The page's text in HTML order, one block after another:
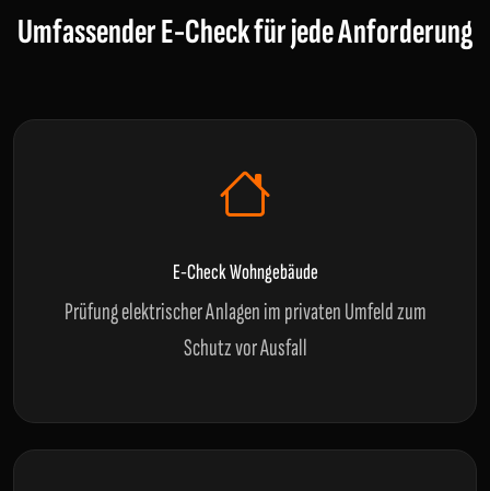
Umfassender E-Check für jede Anforderung
E-Check Wohngebäude
Prüfung elektrischer Anlagen im privaten Umfeld zum
Schutz vor Ausfall